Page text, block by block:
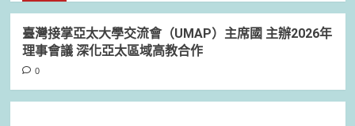
臺灣接掌亞太大學交流會（UMAP）主席國 主辦2026年
理事會議 深化亞太區域高教合作
0